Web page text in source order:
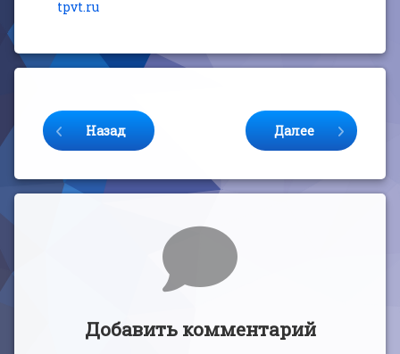
tpvt.ru
Назад Далее
Комментарии
Добавить комментарий